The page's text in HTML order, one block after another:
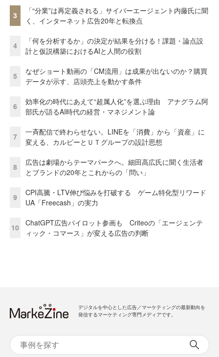
3
「“分業”は再定義される」サイバーエージェント内藤氏に聞
く、インターネット広告20年と転換点
4
「何を分析するか」の決定が結果を分ける！課題・論点設
計と仮説構築におけるAIと人間の役割
5
なぜショート動画の「CM流用」は成果が出ないのか？購買
データが示す、店頭売上を動かす条件
6
効率化の時代にあえて“超属人化”を選ぶ理由 アナグラム阿
部氏が語るAI時代の経営・マネジメント論
7
一斉配信で終わらせない。LINEを「消費」から「資産」に
変える、カルビーとＵＴグループの設計思想
8
広告は劇場からテーマパークへ。細田高広氏に聞く生活者
とブランドの20年とこれからの「問い」
9
CPI高騰・LTV伸び悩みを打破する ゲーム特化型リワード
UA「Freecash」の実力
10
ChatGPT広告パイロット参画も Criteoの「エージェンテ
ィック・コマース」が変える広告の判断
デジタルを中心とした広告／マーケティングの最新動向を
発信するマーケティング専門メディアです。